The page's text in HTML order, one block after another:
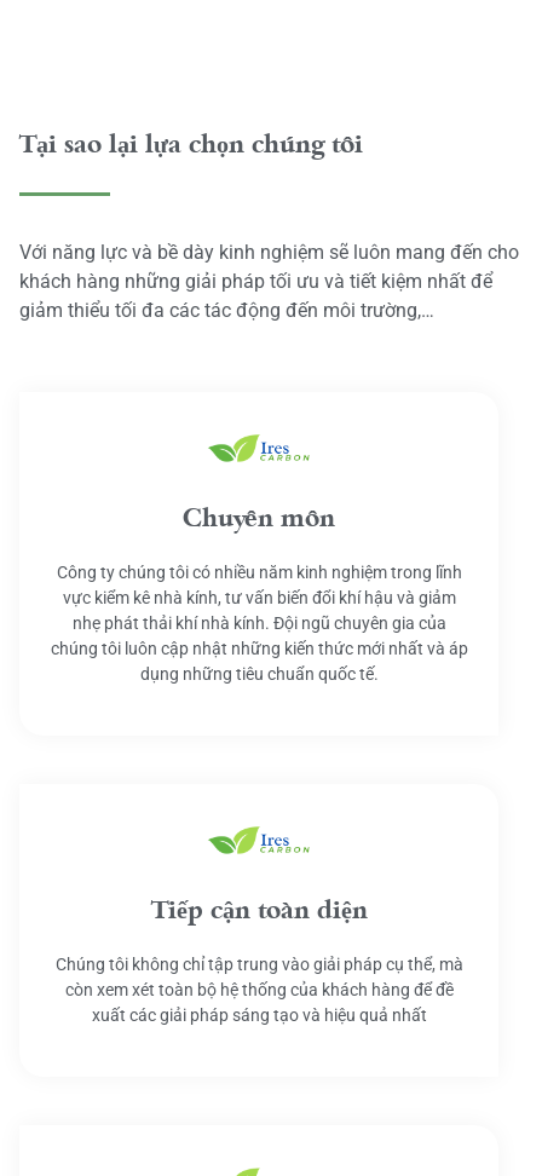
Tại sao lại lựa chọn chúng tôi
Với năng lực và bề dày kinh nghiệm sẽ luôn mang đến cho
khách hàng những giải pháp tối ưu và tiết kiệm nhất để
giảm thiểu tối đa các tác động đến môi trường,…
Chuyên môn
Công ty chúng tôi có nhiều năm kinh nghiệm trong lĩnh
vực kiểm kê nhà kính, tư vấn biến đổi khí hậu và giảm
nhẹ phát thải khí nhà kính. Đội ngũ chuyên gia của
chúng tôi luôn cập nhật những kiến thức mới nhất và áp
dụng những tiêu chuẩn quốc tế.
Tiếp cận toàn diện
Chúng tôi không chỉ tập trung vào giải pháp cụ thể, mà
còn xem xét toàn bộ hệ thống của khách hàng để đề
xuất các giải pháp sáng tạo và hiệu quả nhất